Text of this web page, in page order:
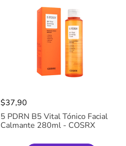
$37,90
5 PDRN B5 Vital Tónico Facial
Calmante 280ml - COSRX